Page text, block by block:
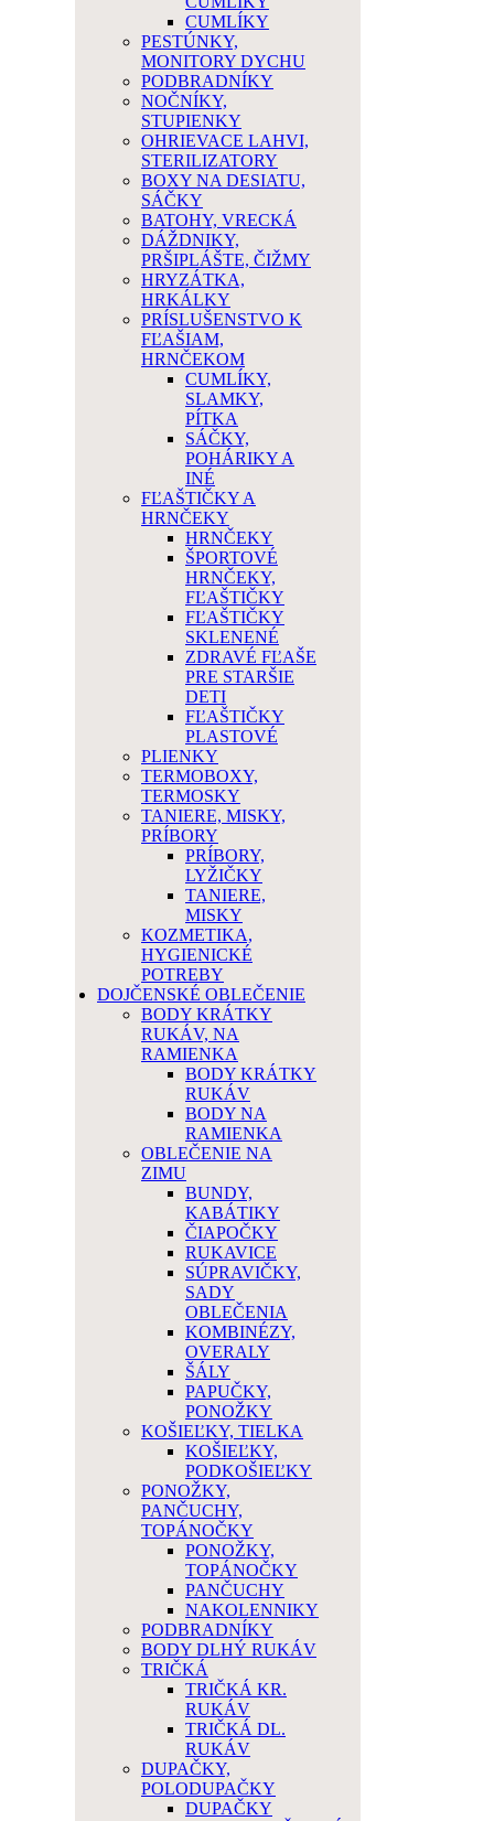
CUMLÍKY
PESTÚNKY,
MONITORY DYCHU
PODBRADNÍKY
NOČNÍKY,
STUPIENKY
OHRIEVACE LAHVI,
STERILIZATORY
BOXY NA DESIATU,
SÁČKY
BATOHY, VRECKÁ
DÁŽDNIKY,
PRŠIPLÁŠTE, ČIŽMY
HRYZÁTKA,
HRKÁLKY
PRÍSLUŠENSTVO K
FĽAŠIAM,
HRNČEKOM
CUMLÍKY,
SLAMKY,
PÍTKA
SÁČKY,
POHÁRIKY A
INÉ
FĽAŠTIČKY A
HRNČEKY
HRNČEKY
ŠPORTOVÉ
HRNČEKY,
FĽAŠTIČKY
FĽAŠTIČKY
SKLENENÉ
ZDRAVÉ FĽAŠE
PRE STARŠIE
DETI
FĽAŠTIČKY
PLASTOVÉ
PLIENKY
TERMOBOXY,
TERMOSKY
TANIERE, MISKY,
PRÍBORY
PRÍBORY,
LYŽIČKY
TANIERE,
MISKY
KOZMETIKA,
HYGIENICKÉ
POTREBY
DOJČENSKÉ OBLEČENIE
BODY KRÁTKY
RUKÁV, NA
RAMIENKA
BODY KRÁTKY
RUKÁV
BODY NA
RAMIENKA
OBLEČENIE NA
ZIMU
BUNDY,
KABÁTIKY
ČIAPOČKY
RUKAVICE
SÚPRAVIČKY,
SADY
OBLEČENIA
KOMBINÉZY,
OVERALY
ŠÁLY
PAPUČKY,
PONOŽKY
KOŠIEĽKY, TIELKA
KOŠIEĽKY,
PODKOŠIEĽKY
PONOŽKY,
PANČUCHY,
TOPÁNOČKY
PONOŽKY,
TOPÁNOČKY
PANČUCHY
NAKOLENNIKY
PODBRADNÍKY
BODY DLHÝ RUKÁV
TRIČKÁ
TRIČKÁ KR.
RUKÁV
TRIČKÁ DL.
RUKÁV
DUPAČKY,
POLODUPAČKY
DUPAČKY